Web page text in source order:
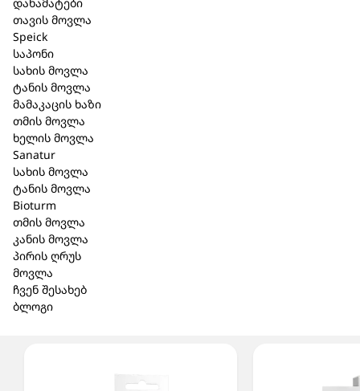
თავის მოვლა
Speick
საპონი
სახის მოვლა
ტანის მოვლა
მამაკაცის ხაზი
თმის მოვლა
ხელის მოვლა
Sanatur
სახის მოვლა
ტანის მოვლა
Bioturm
თმის მოვლა
კანის მოვლა
პირის ღრუს
მოვლა
ჩვენ შესახებ
ბლოგი
22 Alcohols, Cetearyl Alcohol, Arachidyl Alcohol, Zinc
Citrate, Silver, Xanthan Gum, Behenyl Alcohol, Glyceryl
Caprylate, C12-20 Alkyl Glucoside, Arachidyl Glucoside,
Tocopherol, Helianthus Annuus Seed Oil, Oryzanol,
Lactic Acid**
კონტროლირებადი ორგანული
კულტივირებიდან.
მცენარეული წარმოშობის.
სინთეტიკური საღებავების, PEG, პარაფინის
ზეთის გარეშე.
მახასიათებლები: უალკოჰოლო, უსუნო,
უგლუტენო, სულფატის გარეშე, ვეგანური.
სერთიფიკატი: BDIH